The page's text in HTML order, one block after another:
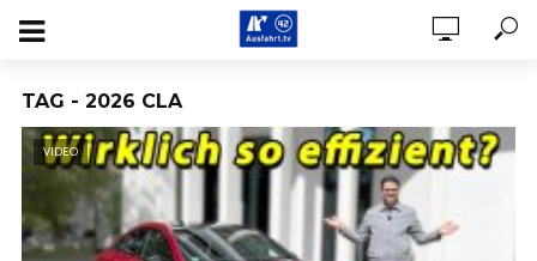
TAG - 2026 CLA
VIDEO